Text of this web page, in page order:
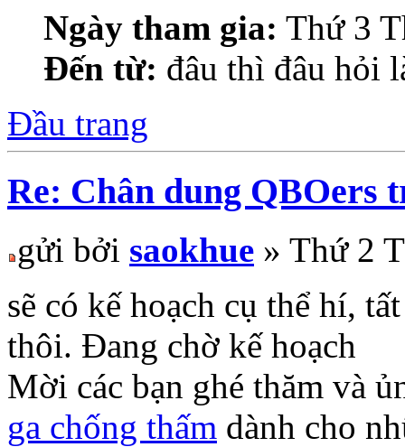
Ngày tham gia: Thứ 3
Đến từ: đâu thì đâu hỏi
Đầu trang
Re: Chân dung QBOers
gửi bởi saokhue » Thứ 2
sẽ có kế hoạch cụ thể hí,
thôi. Đang chờ kế hoạch
Mời các bạn ghé thăm và
ga chống thấm dành cho